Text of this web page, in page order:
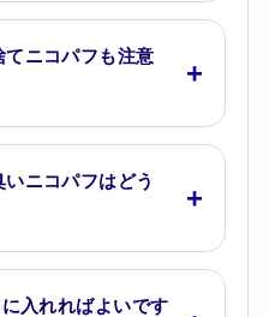
ニコパフも注意
ニコパフはどう
入れればよいです